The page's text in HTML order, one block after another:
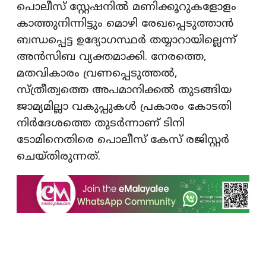
പൊലീസ് സ്റ്റേഷനിൽ മണിക്കൂറുകളോളം
കാത്തുനിന്നിട്ടും മൊഴി രേഖപ്പെടുത്താൻ
ബന്ധപ്പെട്ട ഉദ്യോഗസ്ഥർ തയ്യാറായില്ലെന്ന്
അൻസിബ വ്യക്തമാക്കി. നേരത്തെ,
മതവികാരം വ്രണപ്പെടുത്തൽ,
സ്ത്രീത്വത്തെ അപമാനിക്കൽ തുടങ്ങിയ
ജാമ്യമില്ലാ വകുപ്പുകൾ പ്രകാരം കോടതി
നിർദേശത്തെ തുടർന്നാണ് ടിനി
ടോമിനെതിരെ പൊലീസ് കേസ് രജിസ്റ്റർ
ചെയ്തിരുന്നത്.